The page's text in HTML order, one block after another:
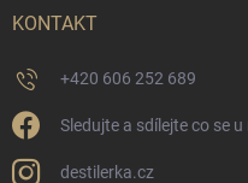
KONTAKT
+420 606 252 689
Sledujte a sdílejte co se
destilerka.cz